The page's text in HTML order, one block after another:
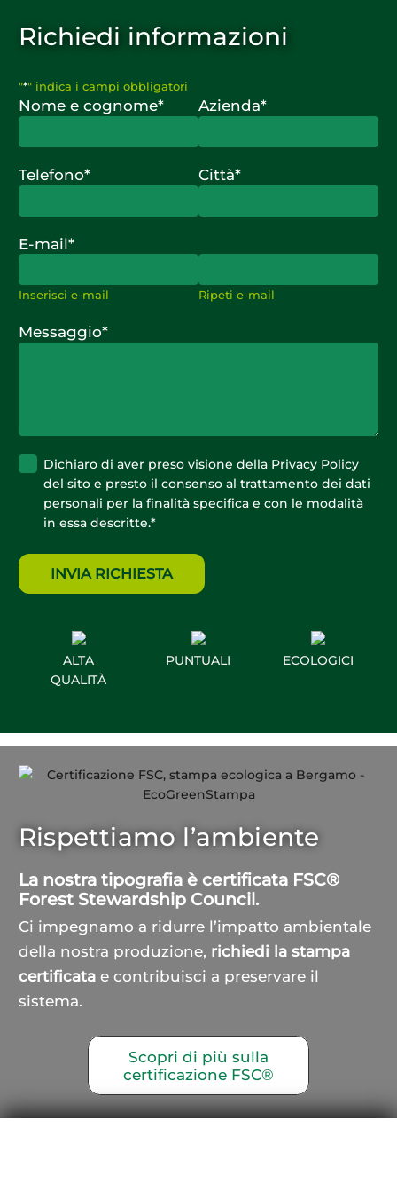
ALTA
QUALITÀ
PUNTUALI ECOLOGICI
Richiedi informazioni
"*" indica i campi obbligatori
Nome e cognome* Azienda*
Telefono* Città*
E-mail*
Inserisci e-mail Ripeti e-mail
Messaggio*
Privacy*
Dichiaro di aver preso visione della Privacy Policy
del sito e presto il consenso al trattamento dei dati
personali per la finalità specifica e con le modalità
in essa descritte.*
Rispettiamo l’ambiente
La nostra tipografia è certificata FSC®
Forest Stewardship Council.
Ci impegnamo a ridurre l’impatto ambientale
della nostra produzione, richiedi la stampa
certificata e contribuisci a preservare il
sistema.
Scopri di più sulla
certificazione FSC®